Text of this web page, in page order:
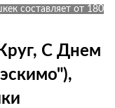
составляет от 180
С Днем